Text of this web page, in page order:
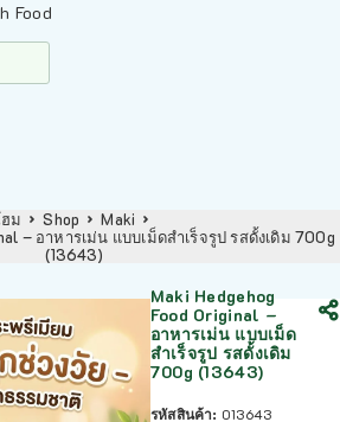
Food
ม Shop
Maki
– อาหารเม่น แบบเม็ดสำเร็จรูป รสดั้งเดิม 700g
(13643)
Maki Hedgehog
Food Original –
อาหารเม่น แบบเม็ด
สำเร็จรูป รสดั้งเดิม
700g (13643)
รหัสสินค้า: 013643